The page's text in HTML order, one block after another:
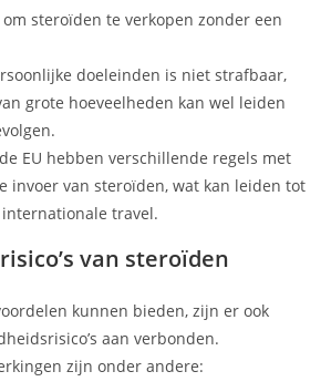
steroïden te verkopen zonder een
doeleinden is niet strafbaar,
grote hoeveelheden kan wel leiden
EU hebben verschillende regels met
invoer van steroïden, wat kan leiden tot
travel.
van steroïden
kunnen bieden, zijn er ook
aan verbonden.
zijn onder andere: